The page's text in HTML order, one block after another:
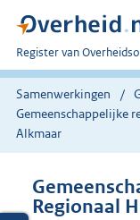
U
bent
nu
hier:
Register van
Samenwerkingen
Gemeenschappelijke
Alkmaar
Regionaal